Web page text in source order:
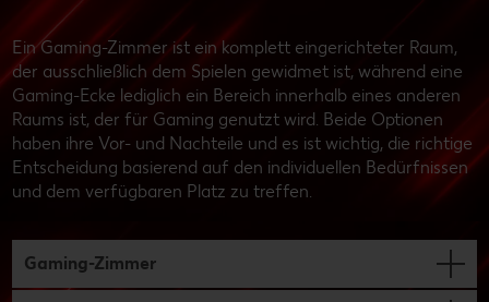
Ein Gaming-Zimmer ist ein komplett eingerichteter Raum,
der ausschließlich dem Spielen gewidmet ist, während eine
Gaming-Ecke lediglich ein Bereich innerhalb eines anderen
Raums ist, der für Gaming genutzt wird. Beide Optionen
haben ihre Vor- und Nachteile und es ist wichtig, die richtige
Entscheidung basierend auf den individuellen Bedürfnissen
und dem verfügbaren Platz zu treffen.
Gaming-Zimmer